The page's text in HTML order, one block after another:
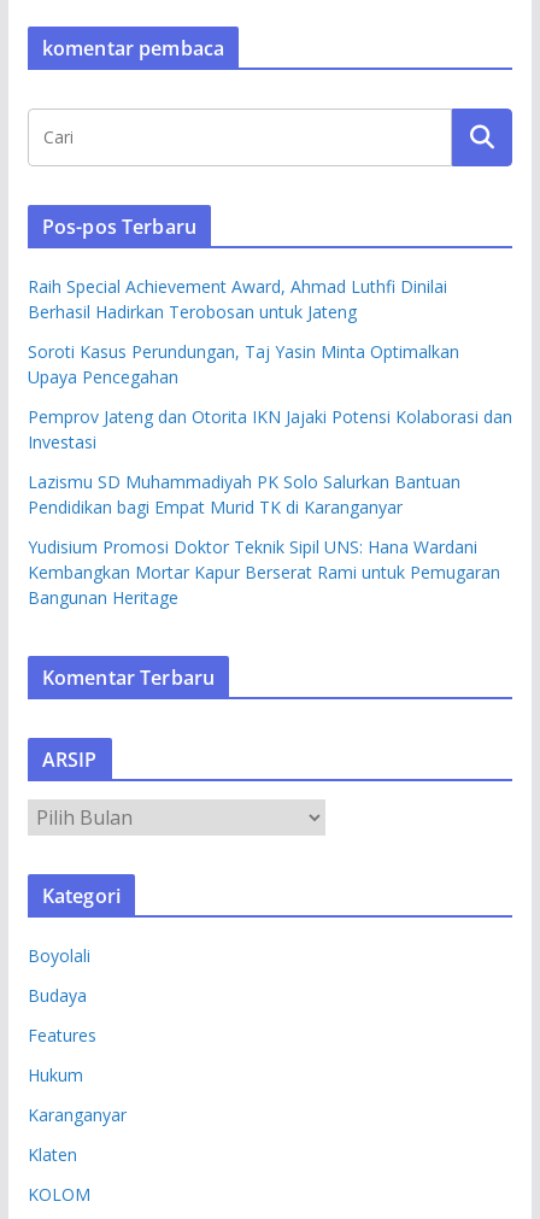
komentar pembaca
Pos-pos Terbaru
Raih Special Achievement Award, Ahmad Luthfi Dinilai
Berhasil Hadirkan Terobosan untuk Jateng
Soroti Kasus Perundungan, Taj Yasin Minta Optimalkan
Upaya Pencegahan
Pemprov Jateng dan Otorita IKN Jajaki Potensi Kolaborasi dan
Investasi
Lazismu SD Muhammadiyah PK Solo Salurkan Bantuan
Pendidikan bagi Empat Murid TK di Karanganyar
Yudisium Promosi Doktor Teknik Sipil UNS: Hana Wardani
Kembangkan Mortar Kapur Berserat Rami untuk Pemugaran
Bangunan Heritage
Komentar Terbaru
ARSIP
R
S
Kategori
Boyolali
Budaya
Features
Hukum
Karanganyar
Klaten
KOLOM